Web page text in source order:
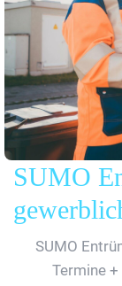
SUMO
SUMO
Termine